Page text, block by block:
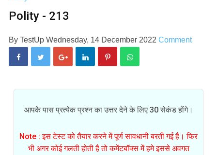
Polity - 213
By TestUp Wednesday, 14 December 2022 Comment
आपके पास प्रत्येक प्रश्न का उत्तर देने के लिए 30 सेकंड होंगे।
Note : इस टेस्ट को तैयार करने में पूर्ण सावधानी बरती गई है। फिर
भी अगर कोई गलती होती है तो कमेंटबॉक्स में हमे इससे अवगत